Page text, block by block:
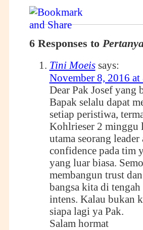
6 Responses to
Tini Moeis says:
November 8, 2016 at
Dear Pak Josef yang
Bapak selalu dapat
setiap peristiwa,
Kohlrieser 2 minggu
utama seorang
confidence pada tim
yang luar biasa.
membangun trust
bangsa kita di
intens. Kalau bukan
siapa lagi ya Pak.
Salam hormat